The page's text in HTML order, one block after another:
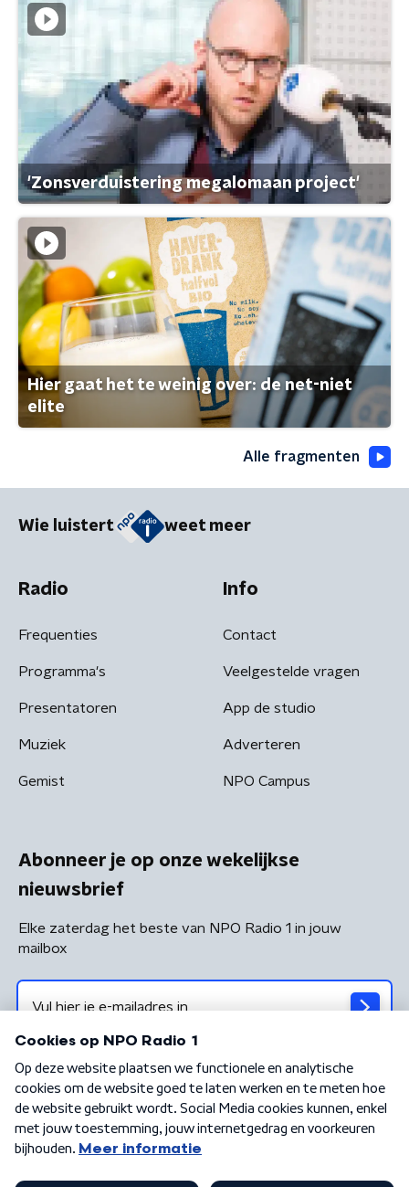
'Zonsverduistering megalomaan project'
Hier gaat het te weinig over: de net-niet
elite
Alle fragmenten
Wie luistert weet meer
Radio
Frequenties
Programma's
Presentatoren
Muziek
Gemist
Info
Contact
Veelgestelde vragen
App de studio
Adverteren
NPO Campus
Abonneer je op onze wekelijkse
nieuwsbrief
Elke zaterdag het beste van NPO Radio 1 in jouw
mailbox
Algemene voorwaarden Privacybeleid